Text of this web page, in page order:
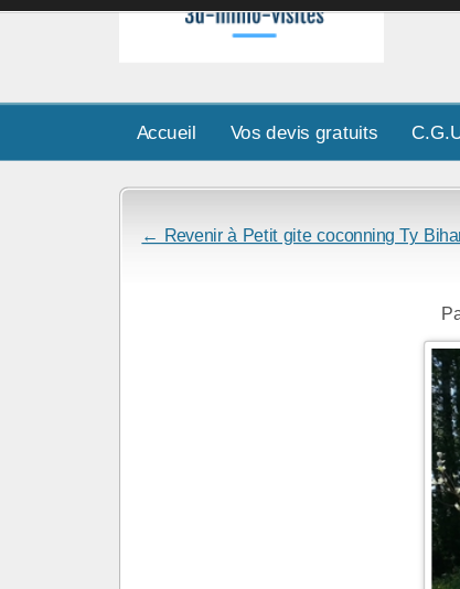
Accueil Vos devis gratuits
← Revenir à Petit gite coconning Ty